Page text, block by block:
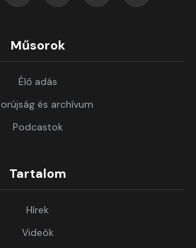
Műsorok
Élő adás
és archívum
Podcastok
Tartalom
Hírek
Videók